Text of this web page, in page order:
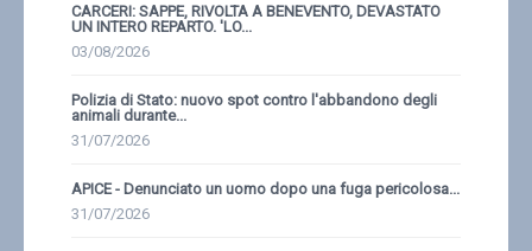
CARCERI: SAPPE, RIVOLTA A BENEVENTO, DEVASTATO
UN INTERO REPARTO. 'LO...
03/08/2026
Polizia di Stato: nuovo spot contro l'abbandono degli
animali durante...
31/07/2026
APICE - Denunciato un uomo dopo una fuga pericolosa...
31/07/2026